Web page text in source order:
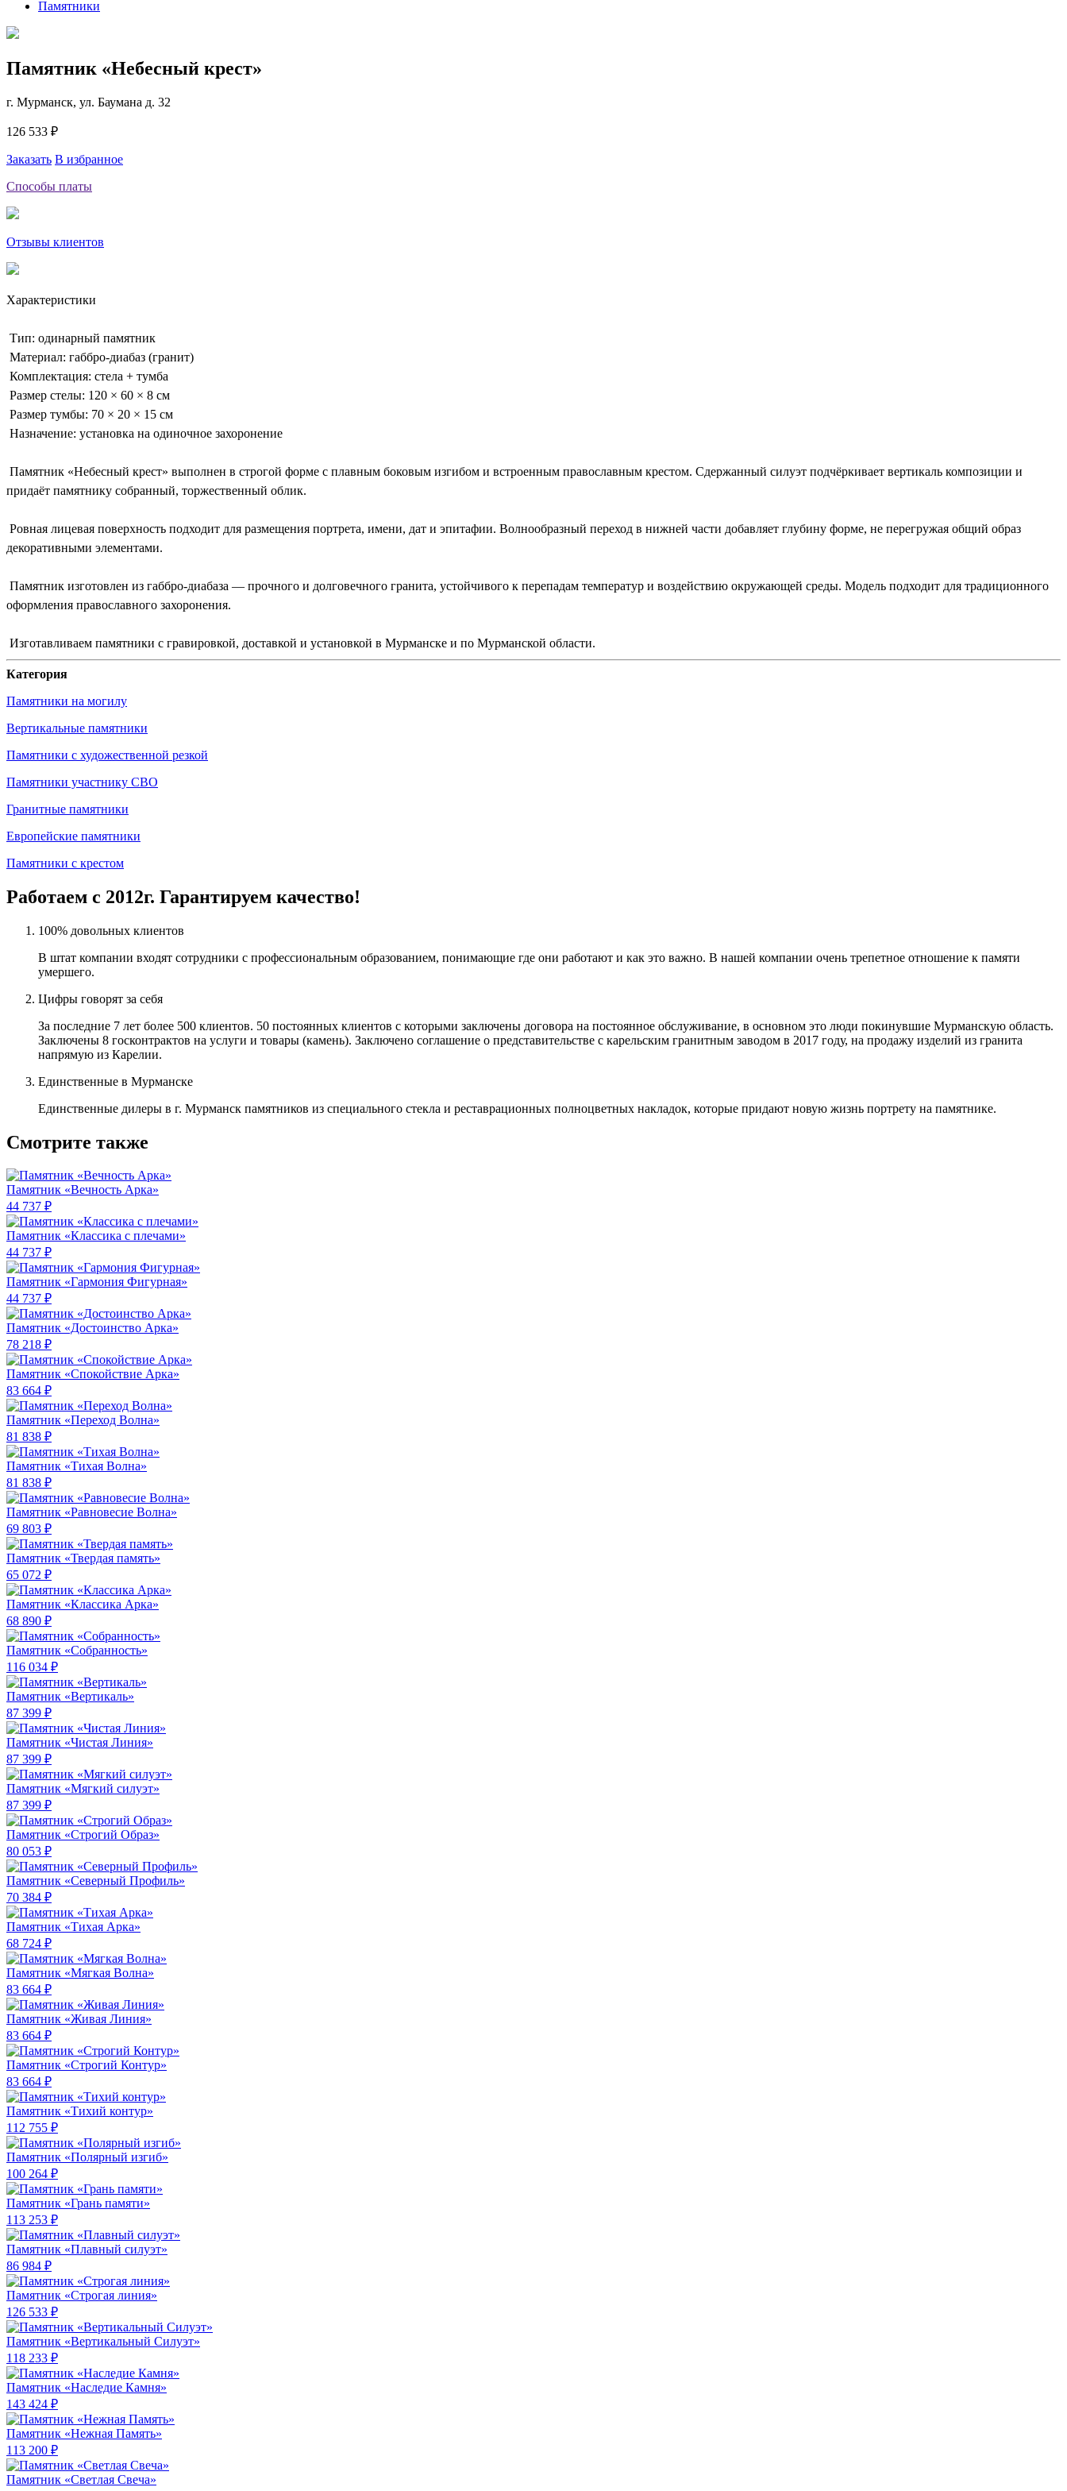
Памятники
Памятник «Небесный крест»
г. Мурманск, ул. Баумана д. 32
126 533 ₽
Заказать В избранное
Способы платы
Отзывы клиентов
Характеристики
Тип: одинарный памятник
Материал: габбро-диабаз (гранит)
Комплектация: стела + тумба
Размер стелы: 120 × 60 × 8 см
Размер тумбы: 70 × 20 × 15 см
Назначение: установка на одиночное захоронение
Памятник «Небесный крест» выполнен в строгой форме с плавным боковым изгибом и встроенным православным крестом. Сдержанный силуэт подчёркивает вертикаль композиции и
придаёт памятнику собранный, торжественный облик.
Ровная лицевая поверхность подходит для размещения портрета, имени, дат и эпитафии. Волнообразный переход в нижней части добавляет глубину форме, не перегружая общий образ
декоративными элементами.
Памятник изготовлен из габбро-диабаза — прочного и долговечного гранита, устойчивого к перепадам температур и воздействию окружающей среды. Модель подходит для традиционного
оформления православного захоронения.
Изготавливаем памятники с гравировкой, доставкой и установкой в Мурманске и по Мурманской области.
Категория
Памятники на могилу
Вертикальные памятники
Памятники с художественной резкой
Памятники участнику СВО
Гранитные памятники
Европейские памятники
Памятники с крестом
Работаем с 2012г. Гарантируем качество!
100% довольных клиентов
В штат компании входят сотрудники с профессиональным образованием, понимающие где они работают и как это важно. В нашей компании очень трепетное отношение к памяти
умершего.
Цифры говорят за себя
За последние 7 лет более 500 клиентов. 50 постоянных клиентов с которыми заключены договора на постоянное обслуживание, в основном это люди покинувшие Мурманскую область.
Заключены 8 госконтрактов на услуги и товары (камень). Заключено соглашение о представительстве с карельским гранитным заводом в 2017 году, на продажу изделий из гранита
напрямую из Карелии.
Единственные в Мурманске
Единственные дилеры в г. Мурманск памятников из специального стекла и реставрационных полноцветных накладок, которые придают новую жизнь портрету на памятнике.
Смотрите также
Памятник «Вечность Арка»
44 737 ₽
Памятник «Классика c плечами»
44 737 ₽
Памятник «Гармония Фигурная»
44 737 ₽
Памятник «Достоинство Арка»
78 218 ₽
Памятник «Спокойствие Арка»
83 664 ₽
Памятник «Переход Волна»
81 838 ₽
Памятник «Тихая Волна»
81 838 ₽
Памятник «Равновесие Волна»
69 803 ₽
Памятник «Твердая память»
65 072 ₽
Памятник «Классика Арка»
68 890 ₽
Памятник «Собранность»
116 034 ₽
Памятник «Вертикаль»
87 399 ₽
Памятник «Чистая Линия»
87 399 ₽
Памятник «Мягкий силуэт»
87 399 ₽
Памятник «Строгий Образ»
80 053 ₽
Памятник «Северный Профиль»
70 384 ₽
Памятник «Тихая Арка»
68 724 ₽
Памятник «Мягкая Волна»
83 664 ₽
Памятник «Живая Линия»
83 664 ₽
Памятник «Строгий Контур»
83 664 ₽
Памятник «Тихий контур»
112 755 ₽
Памятник «Полярный изгиб»
100 264 ₽
Памятник «Грань памяти»
113 253 ₽
Памятник «Плавный силуэт»
86 984 ₽
Памятник «Строгая линия»
126 533 ₽
Памятник «Вертикальный Силуэт»
118 233 ₽
Памятник «Наследие Камня»
143 424 ₽
Памятник «Нежная Память»
113 200 ₽
Памятник «Светлая Свеча»